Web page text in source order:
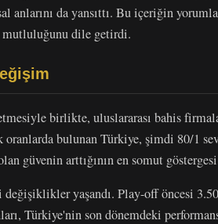
anlarını da yansıttı. Bu içeriğin
mutluluğunu dile getirdi.
birlikte, uluslararası bahis
bulunan Türkiye, şimdi 80/1
güvenin arttığının en somut
yaşandı. Play-off öncesi
Türkiye'nin son dönemdeki